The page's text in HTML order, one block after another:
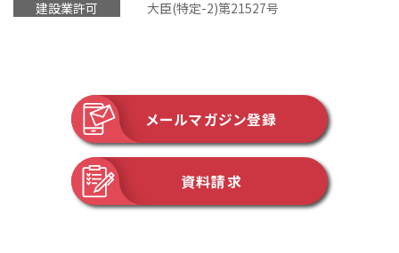
建設業許可
大臣(特定-2)第21527号
メールマガジン登録
資料請求